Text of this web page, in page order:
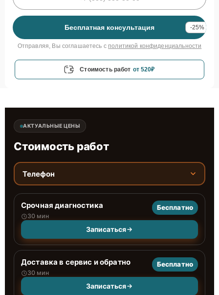
Бесплатная консультация -25%
Отправляя, Вы соглашаетесь с политикой конфиденциальности
Стоимость работ от 520₽
АКТУАЛЬНЫЕ ЦЕНЫ
Стоимость работ
Телефон
Срочная диагностика
30 мин
Бесплатно
Записаться
Доставка в сервис и обратно
30 мин
Бесплатно
Записаться